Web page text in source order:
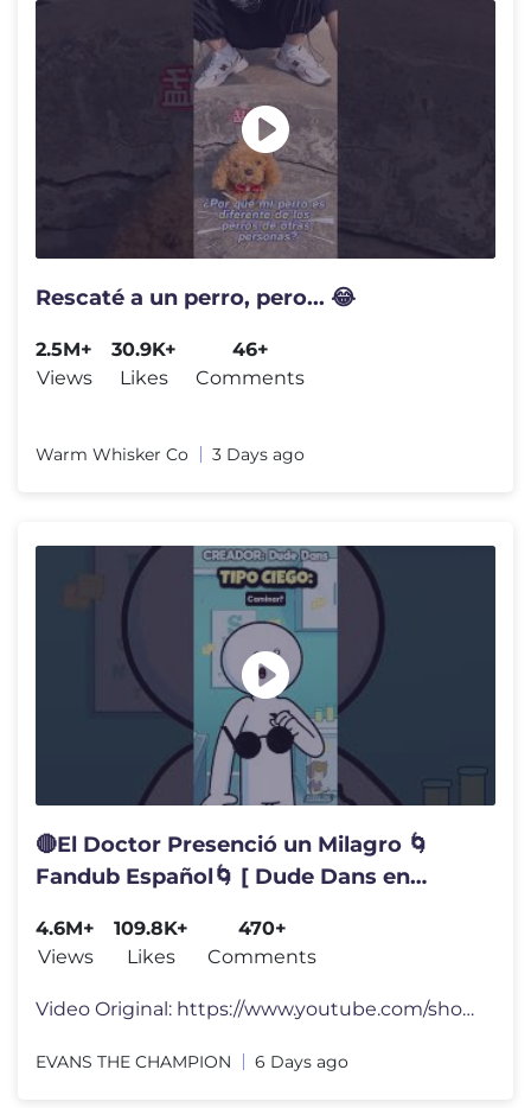
Rescaté a un perro, pero... 😂
2.5M+
Views
30.9K+
Likes
46+
Comments
Warm Whisker Co 3 Days ago
🔴El Doctor Presenció un Milagro 🌀
Fandub Español🌀 [ Dude Dans en
#art
4.6M+
Views
109.8K+
Likes
470+
Comments
Video Original: https://www.youtube.com/shorts/kQLMwbpW8oM Creador: "
EVANS THE CHAMPION 6 Days ago